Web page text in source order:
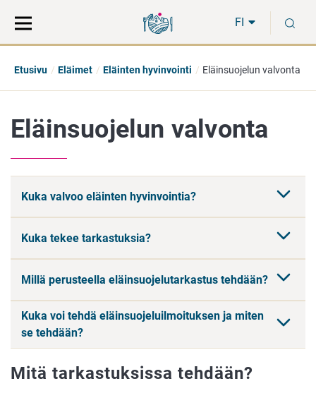
suoraan
sisältöön
koko
sivuston
FI
Etusivu Eläimet Eläinten hyvinvointi Eläinsuojelun valvonta
Eläinsuojelun valvonta
Kuka valvoo eläinten hyvinvointia?
Kuka tekee tarkastuksia?
Millä perusteella eläinsuojelutarkastus tehdään?
Kuka voi tehdä eläinsuojeluilmoituksen ja miten
se tehdään?
Mitä tarkastuksissa tehdään?